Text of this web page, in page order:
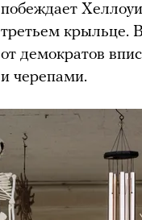
побеждает
третьем крыльце.
от демократов
и черепами.